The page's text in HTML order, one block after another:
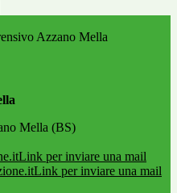
Azzano Mella
Mella (BS)
Link per inviare una mail
Link per inviare una mail